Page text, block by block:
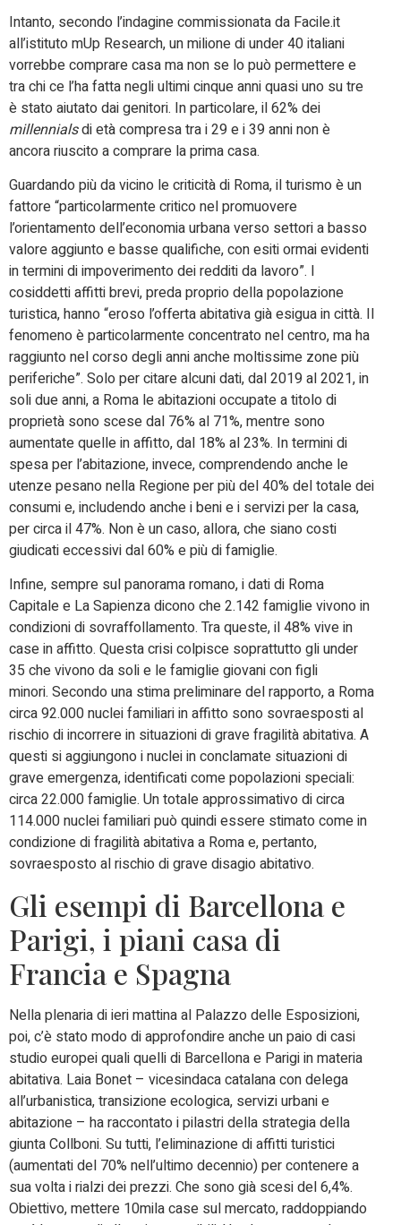
Intanto, secondo l’indagine commissionata da Facile.it
all’istituto mUp Research, un milione di under 40 italiani
vorrebbe comprare casa ma non se lo può permettere e
tra chi ce l’ha fatta negli ultimi cinque anni quasi uno su tre
è stato aiutato dai genitori. In particolare, il 62% dei
millennialsdi età compresa tra i 29 e i 39 anni non è
ancora riuscito a comprare la prima casa.
Guardando più da vicino le criticità di Roma, il turismo è un
fattore “particolarmente critico nel promuovere
l’orientamento dell’economia urbana verso settori a basso
valore aggiunto e basse qualifiche, con esiti ormai evidenti
in termini di impoverimento dei redditi da lavoro”. I
cosiddetti affitti brevi, preda proprio della popolazione
turistica, hanno “eroso l’offerta abitativa già esigua in città. Il
fenomeno è particolarmente concentrato nel centro, ma ha
raggiunto nel corso degli anni anche moltissime zone più
periferiche”. Solo per citare alcuni dati, dal 2019 al 2021, in
soli due anni, a Roma le abitazioni occupate a titolo di
proprietà sono scese dal 76% al 71%, mentre sono
aumentate quelle in affitto, dal 18% al 23%. In termini di
spesa per l’abitazione, invece, comprendendo anche le
utenze pesano nella Regione per più del 40% del totale dei
consumi e, includendo anche i beni e i servizi per la casa,
per circa il 47%. Non è un caso, allora, che siano costi
giudicati eccessivi dal 60% e più di famiglie.
Infine, sempre sul panorama romano, i dati di Roma
Capitale e La Sapienza dicono che 2.142 famiglie vivono in
condizioni di sovraffollamento. Tra queste, il 48% vive in
case in affitto. Questa crisi colpisce soprattutto gli under
35 che vivono da soli e le famiglie giovani con figli
minori. Secondo una stima preliminare del rapporto, a Roma
circa 92.000 nuclei familiari in affitto sono sovraesposti al
rischio di incorrere in situazioni di grave fragilità abitativa. A
questi si aggiungono i nuclei in conclamate situazioni di
grave emergenza, identificati come popolazioni speciali:
circa 22.000 famiglie. Un totale approssimativo di circa
114.000 nuclei familiari può quindi essere stimato come in
condizione di fragilità abitativa a Roma e, pertanto,
sovraesposto al rischio di grave disagio abitativo.
Gli esempi di Barcellona e
Parigi, i piani casa di
Francia e Spagna
Nella plenaria di ieri mattina al Palazzo delle Esposizioni,
poi, c’è stato modo di approfondire anche un paio di casi
studio europei quali quelli di Barcellona e Parigi in materia
abitativa. Laia Bonet – vicesindaca catalana con delega
all’urbanistica, transizione ecologica, servizi urbani e
abitazione – ha raccontato i pilastri della strategia della
giunta Collboni. Su tutti, l’eliminazione di affitti turistici
(aumentati del 70% nell’ultimo decennio) per contenere a
sua volta i rialzi dei prezzi. Che sono già scesi del 6,4%.
Obiettivo, mettere 10mila case sul mercato, raddoppiando